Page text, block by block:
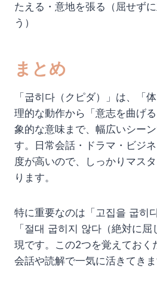
たえる・意地を張る（屈せず
う）
まとめ
「굽히다（クピダ）」は、「
理的な動作から「意志を曲げ
象的な意味まで、幅広いシー
す。日常会話・ドラマ・ビジ
度が高いので、しっかりマス
ります。
特に重要なのは「고집을 굽히
「절대 굽히지 않다（絶対に
現です。この2つを覚えておく
会話や読解で一気に活きてきま